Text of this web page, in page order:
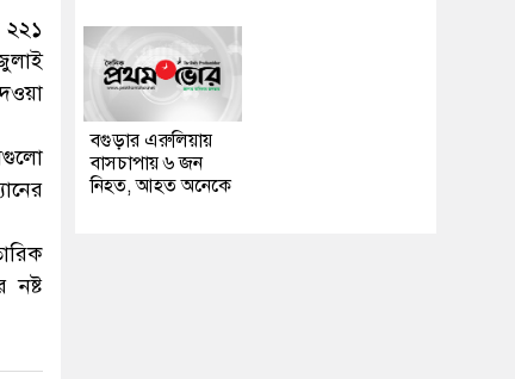
২২১
নষ্ট
বগুড়ার এরুলিয়ায়
বাসচাপায় ৬ জন
নিহত, আহত অনেকে